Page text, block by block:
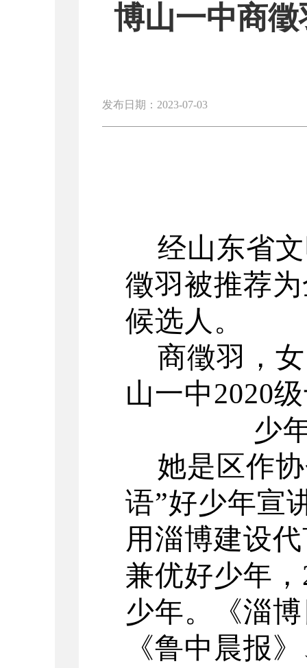
博山一中商
发布日期：2023-07-03
经山东省
徵羽被推荐
候选人。
商徵羽，
山一中2020
少
她是区作
语”好少年宣
用淄博建设
兼优好少年
少年。《淄
《鲁中晨报